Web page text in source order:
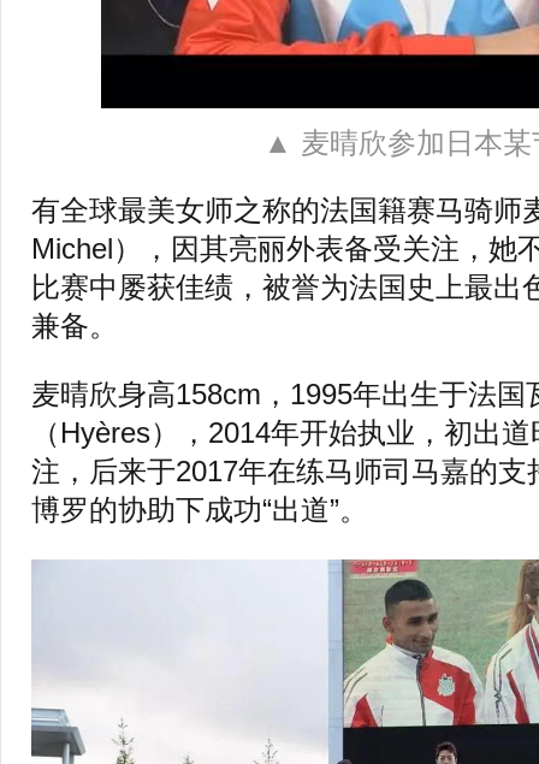
▲ 麦晴欣参加日本某
有全球最美女师之称的法国籍赛马骑师
Michel），因其亮丽外表备受关注，她
比赛中屡获佳绩，被誉为法国史上最出
兼备。
麦晴欣身高158cm，1995年出生于法国
（Hyères），2014年开始执业，初出
注，后来于2017年在练马师司马嘉的
博罗的协助下成功“出道”。